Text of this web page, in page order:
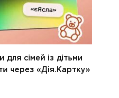
сімей із дітьми
через «Дія.Картку»